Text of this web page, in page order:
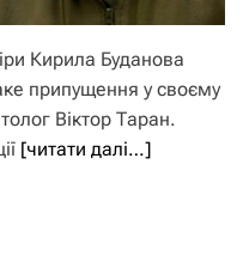
Кирила Буданова
припущення у своєму
Віктор Таран.
[читати далі…]